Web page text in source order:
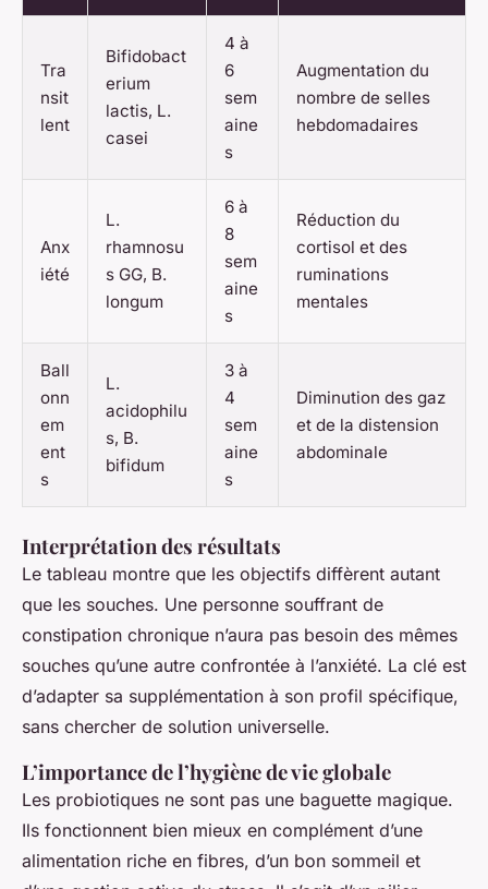
Tra
nsit
lent
Bifidobact
erium
lactis, L.
casei
4 à
6
sem
aine
s
Augmentation du
nombre de selles
hebdomadaires
Anx
iété
L.
rhamnosu
s GG, B.
longum
6 à
8
sem
aine
s
Réduction du
cortisol et des
ruminations
mentales
Ball
onn
em
ent
s
L.
acidophilu
s, B.
bifidum
3 à
4
sem
aine
s
Diminution des gaz
et de la distension
abdominale
Interprétation des résultats
Le tableau montre que les objectifs diffèrent autant
que les souches. Une personne souffrant de
constipation chronique n’aura pas besoin des mêmes
souches qu’une autre confrontée à l’anxiété. La clé est
d’adapter sa supplémentation à son profil spécifique,
sans chercher de solution universelle.
L’importance de l’hygiène de vie globale
Les probiotiques ne sont pas une baguette magique.
Ils fonctionnent bien mieux en complément d’une
alimentation riche en fibres, d’un bon sommeil et